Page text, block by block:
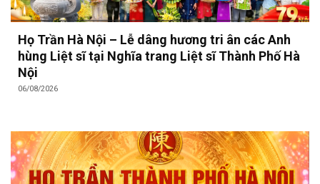
Họ Trần Hà Nội – Lễ dâng hương tri ân các Anh
hùng Liệt sĩ tại Nghĩa trang Liệt sĩ Thành Phố Hà
Nội
06/08/2026